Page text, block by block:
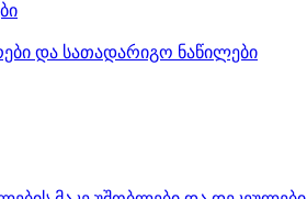
და სათადარიგო ნაწილები